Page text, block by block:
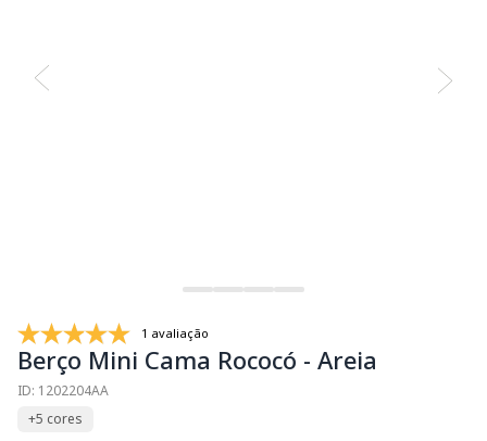
1 avaliação
Berço Mini Cama Rococó - Areia
ID: 1202204AA
+5 cores